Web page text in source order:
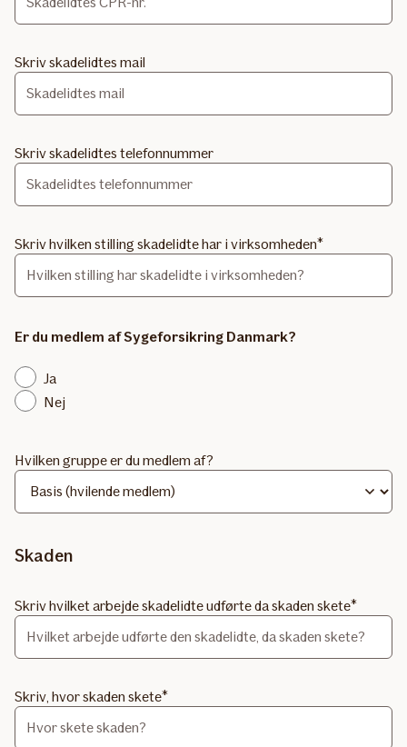
Skriv skadelidtes mail
Skriv skadelidtes telefonnummer
Skriv hvilken stilling skadelidte har i virksomheden
Er du medlem af Sygeforsikring Danmark?
Ja
Nej
Hvilken gruppe er du medlem af?
Skaden
Skriv hvilket arbejde skadelidte udførte da skaden skete
Skriv, hvor skaden skete